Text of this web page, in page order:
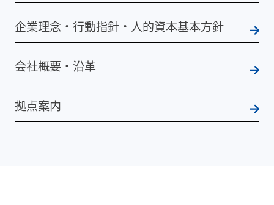
企業理念・行動指針・人的資本基本方針
会社概要・沿革
拠点案内